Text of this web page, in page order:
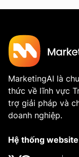
MarketingAI là
thức về lĩnh vực
trợ giải pháp và
doanh nghiệp.
Hệ thống